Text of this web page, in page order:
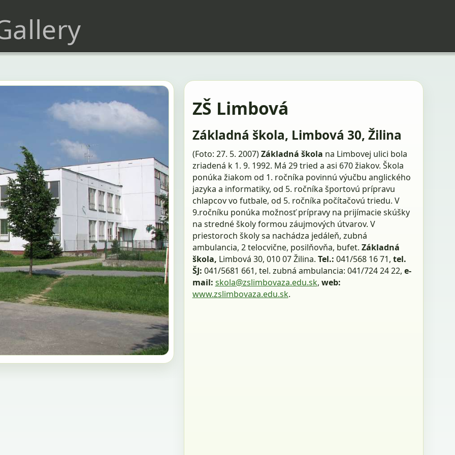
ZŠ Limbová
Základná škola, Limbová 30, Žilina
(Foto: 27. 5. 2007)Základná škola na Limbovej ulici bola
zriadená k 1. 9. 1992. Má 29 tried a asi 670 žiakov. Škola
ponúka žiakom od 1. ročníka povinnú výučbu anglického
jazyka a informatiky, od 5. ročníka športovú prípravu
chlapcov vo futbale, od 5. ročníka počítačovú triedu. V
9.ročníku ponúka možnosť prípravy na prijímacie skúšky
na stredné školy formou záujmových útvarov. V
priestoroch školy sa nachádza jedáleň, zubná
ambulancia, 2 telocvične, posilňovňa, bufet. Základná
škola, Limbová 30, 010 07 Žilina. Tel.: 041/568 16 71, tel.
ŠJ: 041/5681 661, tel. zubná ambulancia: 041/724 24 22, e-
mail: skola@zslimbovaza.edu.sk, web:
www.zslimbovaza.edu.sk.